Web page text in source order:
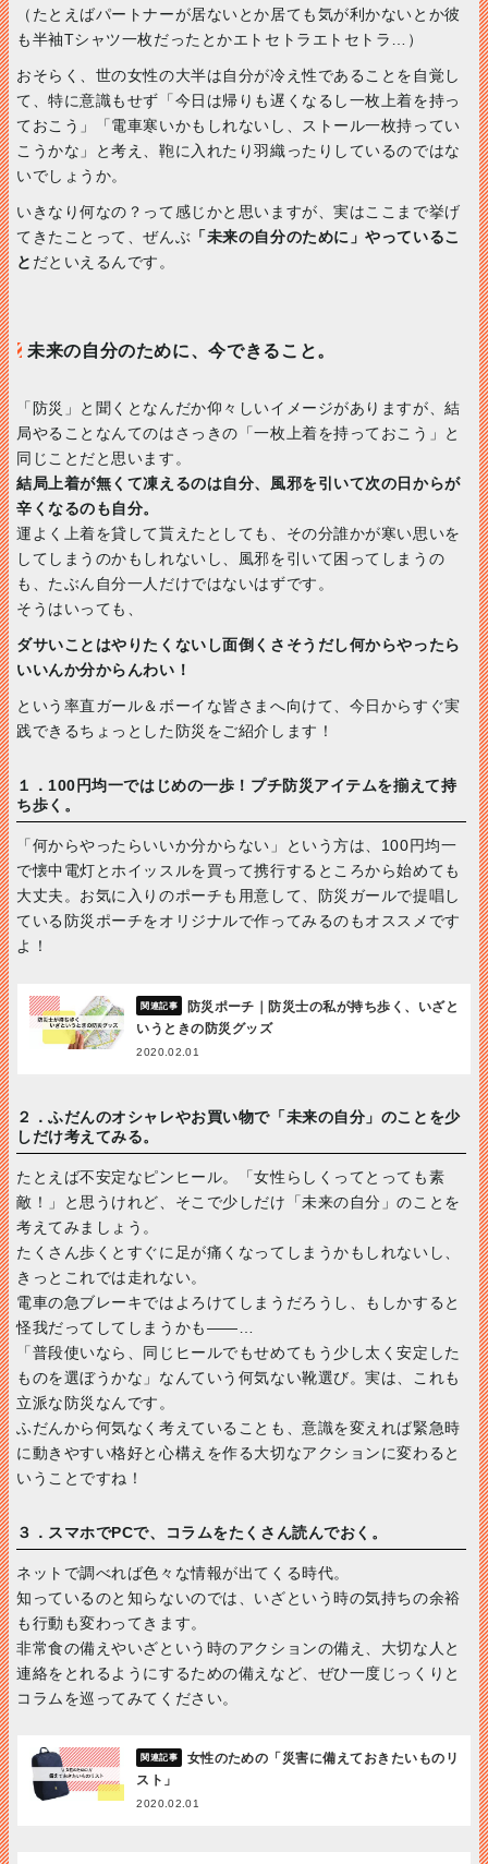
（たとえばパートナーが居ないとか居ても気が利かないとか彼
も半袖Tシャツ一枚だったとかエトセトラエトセトラ…）
おそらく、世の女性の大半は自分が冷え性であることを自覚し
て、特に意識もせず「今日は帰りも遅くなるし一枚上着を持っ
ておこう」「電車寒いかもしれないし、ストール一枚持ってい
こうかな」と考え、鞄に入れたり羽織ったりしているのではな
いでしょうか。
いきなり何なの？って感じかと思いますが、実はここまで挙げ
てきたことって、ぜんぶ 「未来の自分のために」やっているこ
と だといえるんです。
未来の自分のために、今できること。
「防災」と聞くとなんだか仰々しいイメージがありますが、結
局やることなんてのはさっきの「一枚上着を持っておこう」と
同じことだと思います。
結局上着が無くて凍えるのは自分、風邪を引いて次の日からが
辛くなるのも自分。
運よく上着を貸して貰えたとしても、その分誰かが寒い思いを
してしまうのかもしれないし、風邪を引いて困ってしまうの
も、たぶん自分一人だけではないはずです。
そうはいっても、
ダサいことはやりたくないし面倒くさそうだし何からやったら
いいんか分からんわい！
という率直ガール＆ボーイな皆さまへ向けて、今日からすぐ実
践できるちょっとした防災をご紹介します！
１．100円均一ではじめの一歩！プチ防災アイテムを揃えて持
ち歩く。
「何からやったらいいか分からない」という方は、100円均一
で懐中電灯とホイッスルを買って携行するところから始めても
大丈夫。お気に入りのポーチも用意して、防災ガールで提唱し
ている防災ポーチをオリジナルで作ってみるのもオススメです
よ！
防災ポーチ｜防災士の私が持ち歩く、いざと
いうときの防災グッズ
2020.02.01
２．ふだんのオシャレやお買い物で「未来の自分」のことを少
しだけ考えてみる。
たとえば不安定なピンヒール。「女性らしくってとっても素
敵！」と思うけれど、そこで少しだけ「未来の自分」のことを
考えてみましょう。
たくさん歩くとすぐに足が痛くなってしまうかもしれないし、
きっとこれでは走れない。
電車の急ブレーキではよろけてしまうだろうし、もしかすると
怪我だってしてしまうかも――…
「普段使いなら、同じヒールでもせめてもう少し太く安定した
ものを選ぼうかな」なんていう何気ない靴選び。実は、これも
立派な防災なんです。
ふだんから何気なく考えていることも、意識を変えれば緊急時
に動きやすい格好と心構えを作る大切なアクションに変わると
いうことですね！
３．スマホでPCで、コラムをたくさん読んでおく。
ネットで調べれば色々な情報が出てくる時代。
知っているのと知らないのでは、いざという時の気持ちの余裕
も行動も変わってきます。
非常食の備えやいざという時のアクションの備え、大切な人と
連絡をとれるようにするための備えなど、ぜひ一度じっくりと
コラムを巡ってみてください。
女性のための「災害に備えておきたいものリ
スト」
2020.02.01